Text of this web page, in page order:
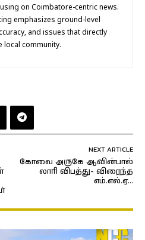
on Coimbatore-centric news.
emphasizes ground-level
and issues that directly
local community.
NEXT ARTICLE
கோவை அருகே ஆவின்பால்
லாரி விபத்து- விரைந்த
எம்.எல்.ஏ…